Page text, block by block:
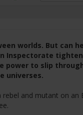
worlds. But can
Inspectorate
power to slip
universes.
rebel and mutant on an